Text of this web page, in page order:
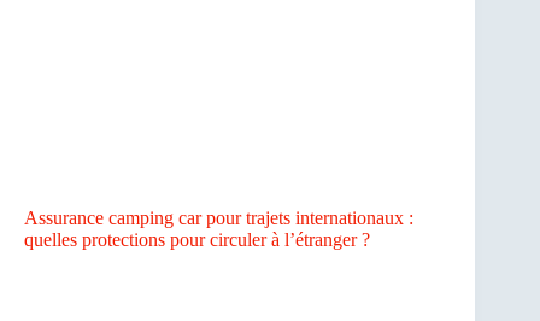
Assurance camping car pour trajets internationaux :
quelles protections pour circuler à l’étranger ?